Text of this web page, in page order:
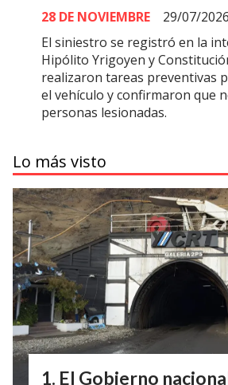
28 DE NOVIEMBRE
29/07/2026
El siniestro se registró en la
Hipólito Yrigoyen y
realizaron tareas preventivas
el vehículo y confirmaron que
personas lesionadas.
Lo más visto
El Gobierno